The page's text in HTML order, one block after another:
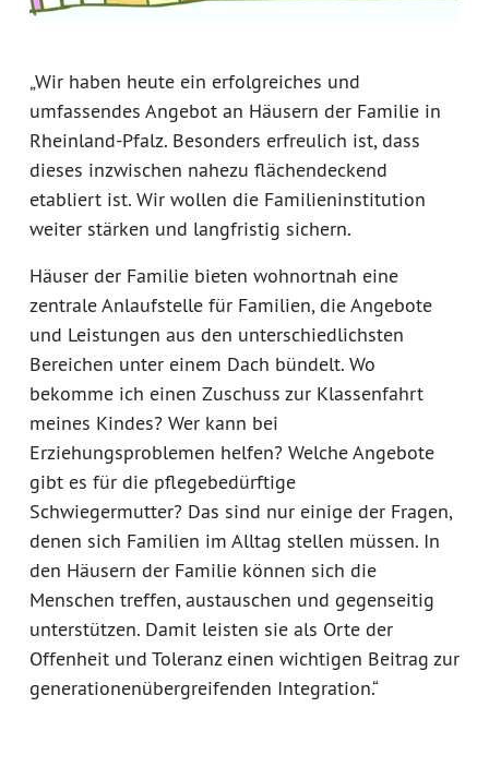
„Wir haben heute ein erfolgreiches und
umfassendes Angebot an Häusern der Familie in
Rheinland-Pfalz. Besonders erfreulich ist, dass
dieses inzwischen nahezu flächendeckend
etabliert ist. Wir wollen die Familieninstitution
weiter stärken und langfristig sichern.
Häuser der Familie bieten wohnortnah eine
zentrale Anlaufstelle für Familien, die Angebote
und Leistungen aus den unterschiedlichsten
Bereichen unter einem Dach bündelt. Wo
bekomme ich einen Zuschuss zur Klassenfahrt
meines Kindes? Wer kann bei
Erziehungsproblemen helfen? Welche Angebote
gibt es für die pflegebedürftige
Schwiegermutter? Das sind nur einige der Fragen,
denen sich Familien im Alltag stellen müssen. In
den Häusern der Familie können sich die
Menschen treffen, austauschen und gegenseitig
unterstützen. Damit leisten sie als Orte der
Offenheit und Toleranz einen wichtigen Beitrag zur
generationenübergreifenden Integration.“